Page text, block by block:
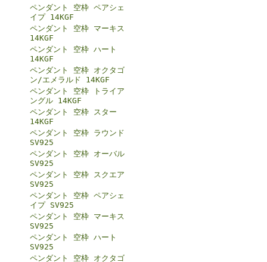
ペンダント 空枠 ペアシェ
イプ 14KGF
ペンダント 空枠 マーキス
14KGF
ペンダント 空枠 ハート
14KGF
ペンダント 空枠 オクタゴ
ン/エメラルド 14KGF
ペンダント 空枠 トライア
ングル 14KGF
ペンダント 空枠 スター
14KGF
ペンダント 空枠 ラウンド
SV925
ペンダント 空枠 オーバル
SV925
ペンダント 空枠 スクエア
SV925
ペンダント 空枠 ペアシェ
イプ SV925
ペンダント 空枠 マーキス
SV925
ペンダント 空枠 ハート
SV925
ペンダント 空枠 オクタゴ